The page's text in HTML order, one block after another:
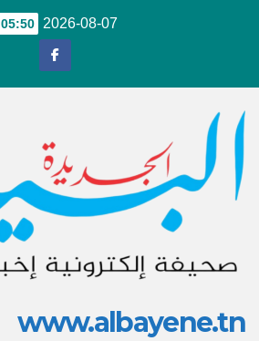
2026-08-07
05:50
www.albayene.tn